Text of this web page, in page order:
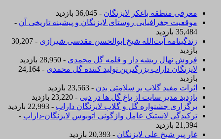
معرفی منطقه باغکر لایزنگان - 36,045 بازدید
موقعیت جغرافیایی روستای لایزنگان و پیشینه تاریخی آن -
35,484 بازدید
زندگینامه آیت‌الله شیخ ابوالحسن‌ مقدسی شیرازی‌
- 30,207
بازدید
فروش نهال ریشه دار و قلمه گل محمدی - 28,950 بازدید
لایزنگان داراب بزرگترین تولید کننده گل محمدی
- 24,164
بازدید
اثرات مفید گلاب بر سلامتی بدن - 23,563 بازدید
بازدید مدیر سایت از باغ گل ها در دبی - 23,220 بازدید
برگزاری جشنواره گل و گلاب لایزنگان داراب - 22,993 بازدید
ترکیدگی لاستیک عامل واژگونی اتوبوس لایزنگان-داراب -
21,394 بازدید
غار پیر شیخ علی لایزنگان - 20,393 بازدید